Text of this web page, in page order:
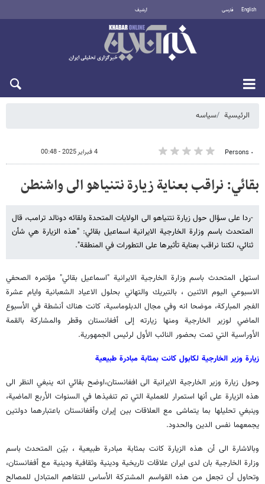
English فارسی أرشيف
الرئيسية سیاسه
٠ Persons 4 فبراير 2025 - 00:48
بقائي: نراقب بعناية زيارة نتنياهو الى واشنطن
-ردا على سؤال حول زيارة نتنياهو الى الولايات المتحدة ولقائه دونالد ترامب، قال
المتحدث باسم وزارة الخارجية الايرانية اسماعيل بقائي: "هذه الزيارة هي شأن
ثنائي، لكننا نراقب بعناية تأثيرها على التطورات في المنطقة".
استهل المتحدث باسم وزارة الخارجية الايرانية "اسماعيل بقائي" مؤتمره الصحفي
الاسبوعي اليوم الاثنين ، بالتبريك والتهاني بحلول الاعياد الشعبانية وايام عشرة
الفجر المباركة، موضحا انه وفي مجال الدبلوماسية، كانت هناك أنشطة في الأسبوع
الماضي لوزير الخارجية ومنها زيارته إلى أفغانستان وقطر والمشاركة بالقمة
الأوراسية التي تمت بحضور النائب الأول لرئيس الجمهورية.
زيارة وزير الخارجية لكابول کانت بمثابة مبادرة طبيعية
وحول زيارة وزير الخارجية الايرانية الى افغانستان،اوضح بقائي انه ينبغي النظر الى
هذه الزيارة على أنها استمرار للعملية التي تم تنفيذها في السنوات الأربع الماضية،
وينبغي تحليلها بما يتماشى مع العلاقات بين إيران وأفغانستان باعتبارهما دولتين
يجمعهما نفس الدين والحدود.
وبالاشارة الى أن هذه الزيارة كانت بمثابة مبادرة طبيعية ، بيّن المتحدث باسم
وزارة الخارجية بان لدى ايران علاقات تاريخية ودينية وثقافية ودينية مع أفغانستان،
وتحاول أن تجعل من هذه القواسم المشتركة الأساس للتفاهم المتبادل للمصالح